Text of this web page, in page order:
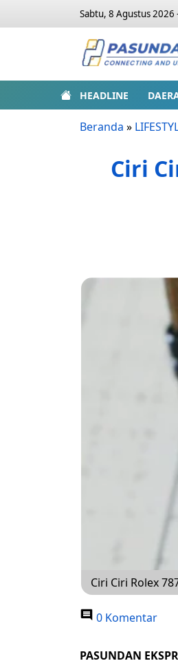
Sabtu, 8 Agustus 2026
HEADLINE
Beranda »
Ciri
Ciri Ciri Rolex
0 Komentar
PASUNDAN